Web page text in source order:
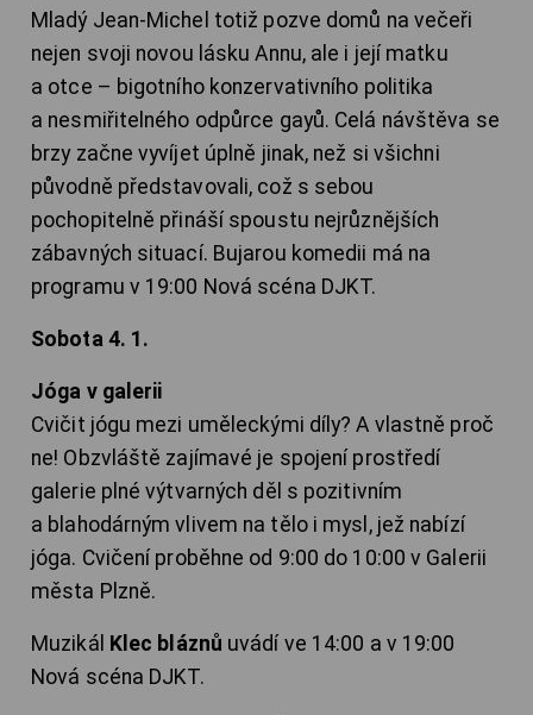
Mladý Jean-Michel totiž pozve domů na večeři
nejen svoji novou lásku Annu, ale i její matku
a otce – bigotního konzervativního politika
a nesmiřitelného odpůrce gayů. Celá návštěva se
brzy začne vyvíjet úplně jinak, než si všichni
původně představovali, což s sebou
pochopitelně přináší spoustu nejrůznějších
zábavných situací. Bujarou komedii má na
programu v 19:00 Nová scéna DJKT.
Sobota 4. 1.
Jóga v galerii
Cvičit jógu mezi uměleckými díly? A vlastně proč
ne! Obzvláště zajímavé je spojení prostředí
galerie plné výtvarných děl s pozitivním
a blahodárným vlivem na tělo i mysl, jež nabízí
jóga. Cvičení proběhne od 9:00 do 10:00 v Galerii
města Plzně.
Muzikál Klec bláznů uvádí ve 14:00 a v 19:00
Nová scéna DJKT.